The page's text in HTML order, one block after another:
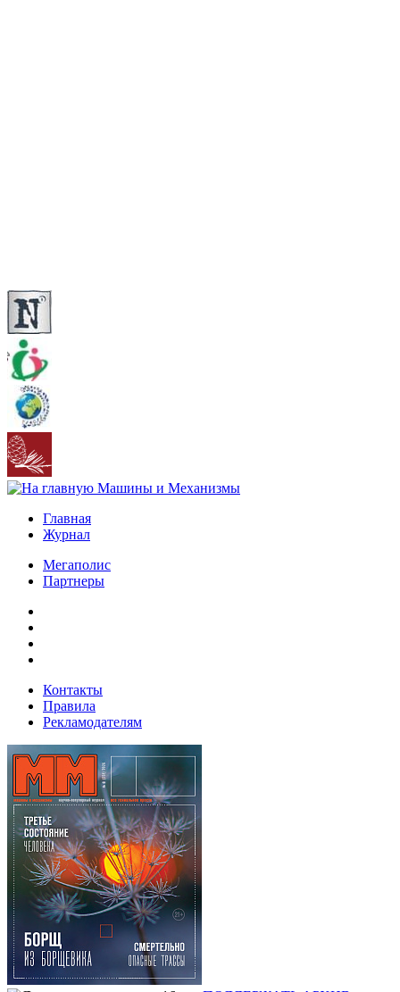
Главная
Журнал
Мегаполис
Партнеры
Контакты
Правила
Рекламодателям